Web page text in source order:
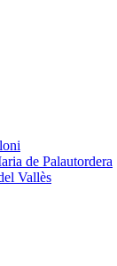
de Palautordera
Vallès